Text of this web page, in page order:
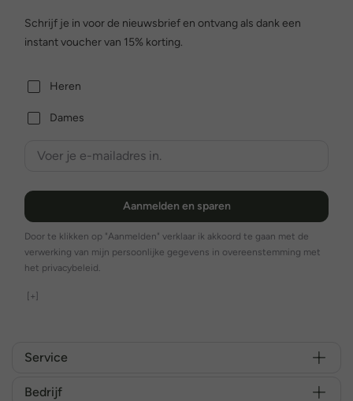
Schrijf je in voor de nieuwsbrief en ontvang als dank een
instant voucher van 15% korting.
Heren
Dames
Aanmelden en sparen
Door te klikken op "Aanmelden" verklaar ik akkoord te gaan met de
verwerking van mijn persoonlijke gegevens in overeenstemming met
het privacybeleid.
[+]
Service
Bedrijf